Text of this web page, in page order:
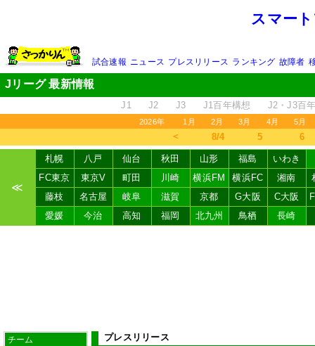
スマー
試合速報 ニュース プレスリリース ランキング 故障者
Jリーグ 最新情報
J1 J2 J3 J1百年構想 J2・J3百
2026年 1月 2月 3月 4月 5月
＜ 8/4 5 6
≪
札幌 八戸 仙台 秋田 山形 福島
いわき
FC東京
東京V 町田 川崎 横浜FM 横浜FC 湘南
藤枝
名古屋 岐阜 滋賀 京都 G大阪 C大阪
愛媛
今治 高知 福岡 北九州 鳥栖 長崎
チーム プレスリリース